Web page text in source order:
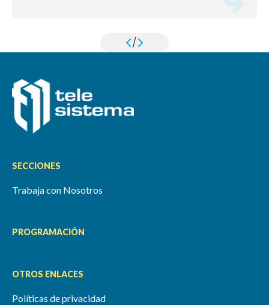
/
SECCIONES
Trabaja con Nosotros
PROGRAMACIÓN
OTROS ENLACES
Políticas de privacidad